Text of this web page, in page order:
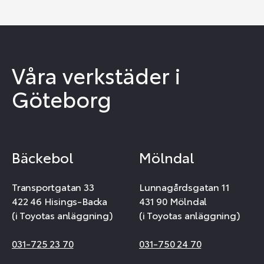
Våra verkstäder i
Göteborg
Bäckebol
Transportgatan 33
422 46 Hisings-Backa
(i Toyotas anläggning)
031-725 23 70
Mölndal
Lunnagårdsgatan 11
431 90 Mölndal
(i Toyotas anläggning)
031-750 24 70